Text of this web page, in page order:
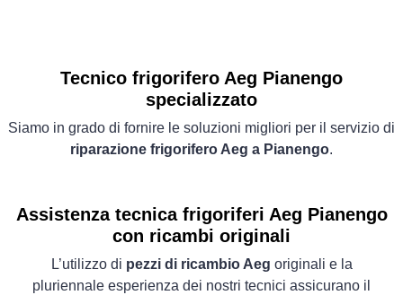
Tecnico frigorifero Aeg Pianengo
specializzato
Siamo in grado di fornire le soluzioni migliori per il servizio di
riparazione frigorifero Aeg a Pianengo.
Assistenza tecnica frigoriferi Aeg Pianengo
con ricambi originali
L’utilizzo di pezzi di ricambio Aeg originali e la
pluriennale esperienza dei nostri tecnici assicurano il